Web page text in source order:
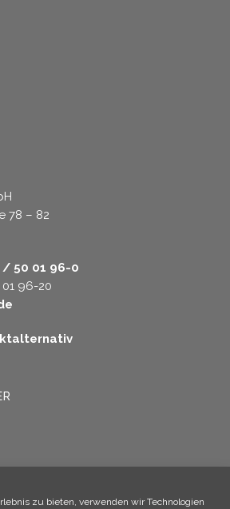
zu bieten, verwenden wir Technologien
78 – 82
/ 50 01 96-0
96-20